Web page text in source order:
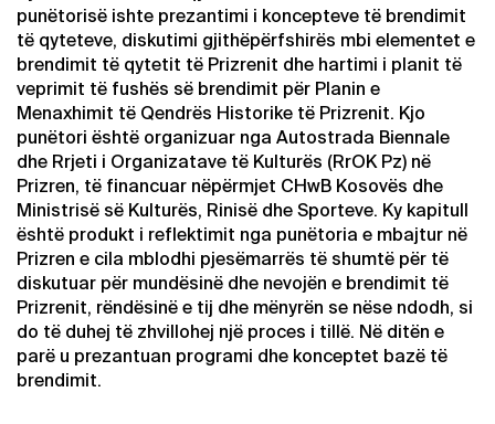
punëtorisë ishte prezantimi i koncepteve të brendimit
të qyteteve, diskutimi gjithëpërfshirës mbi elementet e
brendimit të qytetit të Prizrenit dhe hartimi i planit të
veprimit të fushës së brendimit për Planin e
Menaxhimit të Qendrës Historike të Prizrenit. Kjo
punëtori është organizuar nga Autostrada Biennale
dhe Rrjeti i Organizatave të Kulturës (RrOK Pz) në
Prizren, të financuar nëpërmjet CHwB Kosovës dhe
Ministrisë së Kulturës, Rinisë dhe Sporteve. Ky kapitull
është produkt i reflektimit nga punëtoria e mbajtur në
Prizren e cila mblodhi pjesëmarrës të shumtë për të
diskutuar për mundësinë dhe nevojën e brendimit të
Prizrenit, rëndësinë e tij dhe mënyrën se nëse ndodh, si
do të duhej të zhvillohej një proces i tillë. Në ditën e
parë u prezantuan programi dhe konceptet bazë të
brendimit.